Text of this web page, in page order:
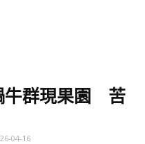
牛群現果園 苦
04-16